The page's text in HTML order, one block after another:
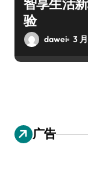
智享生活
验
dawei 3
广告